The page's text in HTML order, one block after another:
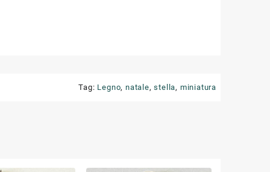
Tag: Legno, natale,stella, miniatura